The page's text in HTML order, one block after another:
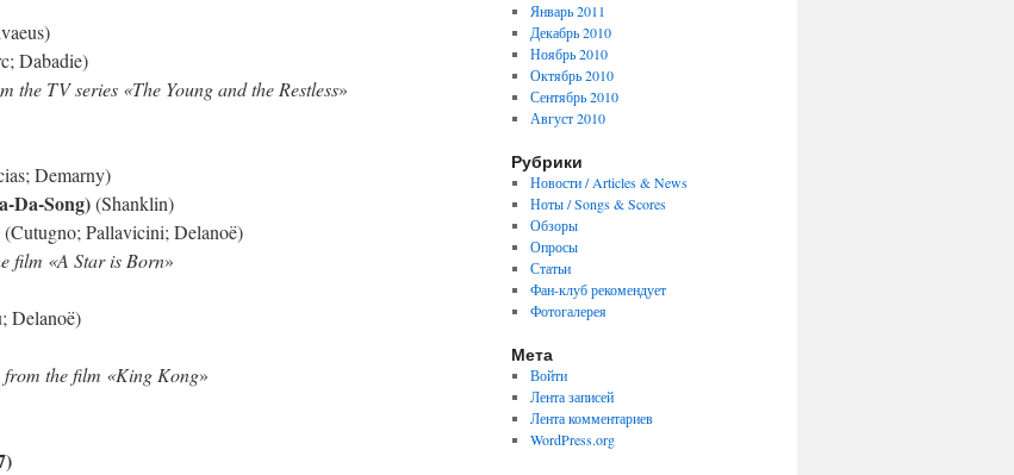
Dabadie)
the TV series «The Young and the Restless»
Demarny)
Da-Song)(Shanklin)
(Cutugno; Pallavicini; Delanoë)
film «A Star is Born»
Delanoë)
from the film «King Kong»
Январь 2011
Декабрь 2010
Ноябрь 2010
Октябрь 2010
Сентябрь 2010
Август 2010
Рубрики
Новости / Articles & News
Ноты / Songs & Scores
Обзоры
Опросы
Статьи
Фан-клуб рекомендует
Фотогалерея
Мета
Войти
Лента записей
Лента комментариев
WordPress.org